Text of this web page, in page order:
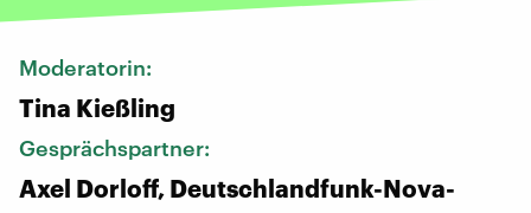
Moderatorin:
Tina Kießling
Gesprächspartner:
Axel Dorloff, Deutschlandfunk-Nova-